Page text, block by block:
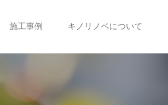
施工事例 キノリノベについて